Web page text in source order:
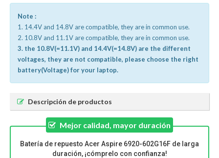
Note :
1. 14.4V and 14.8V are compatible, they are in common use.
2. 10.8V and 11.1V are compatible, they are in common use.
3. the 10.8V(=11.1V) and 14.4V(=14.8V) are the different
voltages, they are not compatible, please choose the right
battery(Voltage) for your laptop.
Descripción de productos
Mejor calidad, mayor duración
Batería de repuesto Acer Aspire 6920-602G16F de larga
duración, ¡cómprelo con confianza!